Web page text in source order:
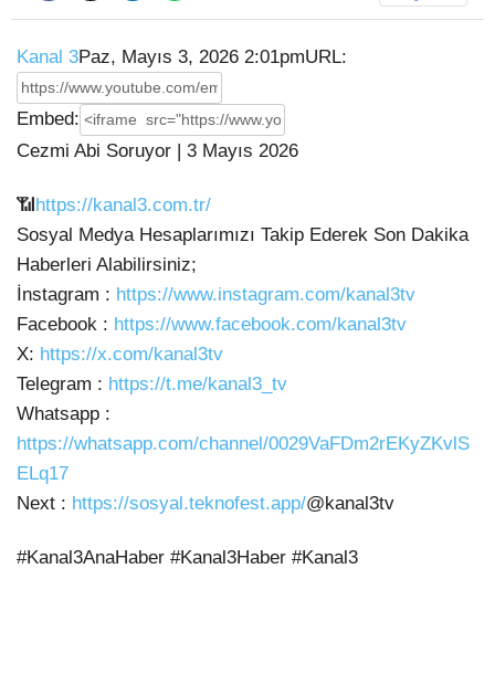
Kanal 3Paz, Mayıs 3, 2026 2:01pmURL:
Embed:
Cezmi Abi Soruyor | 3 Mayıs 2026
📶https://kanal3.com.tr/
Sosyal Medya Hesaplarımızı Takip Ederek Son Dakika
Haberleri Alabilirsiniz;
İnstagram : https://www.instagram.com/kanal3tv
Facebook : https://www.facebook.com/kanal3tv
X: https://x.com/kanal3tv
Telegram : https://t.me/kanal3_tv
Whatsapp :
https://whatsapp.com/channel/0029VaFDm2rEKyZKvlS
ELq17
Next : https://sosyal.teknofest.app/@kanal3tv
#Kanal3AnaHaber #Kanal3Haber #Kanal3